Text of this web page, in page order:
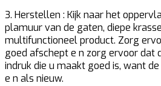
3. Herstellen : Kijk naar het
plamuur van de gaten, diepe
multifunctioneel product. Zorg
goed afschept e n zorg ervoor dat
indruk die u maakt goed is, want
e n als nieuw.